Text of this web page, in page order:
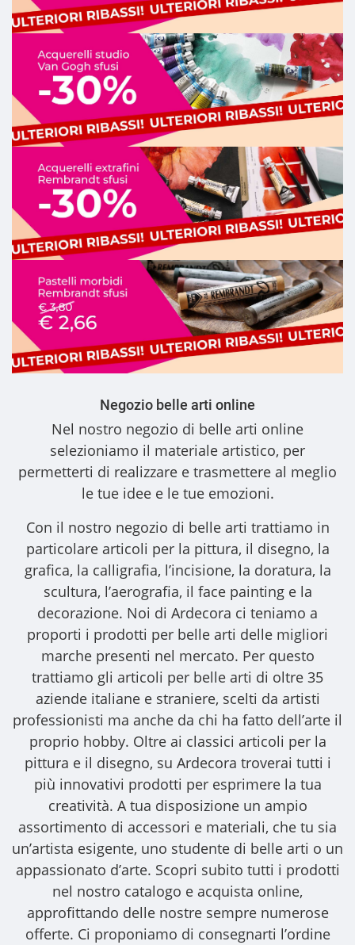
Negozio belle arti online
Nel nostro negozio di belle arti online
selezioniamo il materiale artistico, per
permetterti di realizzare e trasmettere al meglio
le tue idee e le tue emozioni.
Con il nostro negozio di belle arti trattiamo in
particolare articoli per la pittura, il disegno, la
grafica, la calligrafia, l’incisione, la doratura, la
scultura, l’aerografia, il face painting e la
decorazione. Noi di Ardecora ci teniamo a
proporti i prodotti per belle arti delle migliori
marche presenti nel mercato. Per questo
trattiamo gli articoli per belle arti di oltre 35
aziende italiane e straniere, scelti da artisti
professionisti ma anche da chi ha fatto dell’arte il
proprio hobby. Oltre ai classici articoli per la
pittura e il disegno, su Ardecora troverai tutti i
più innovativi prodotti per esprimere la tua
creatività. A tua disposizione un ampio
assortimento di accessori e materiali, che tu sia
un’artista esigente, uno studente di belle arti o un
appassionato d’arte. Scopri subito tutti i prodotti
nel nostro catalogo e acquista online,
approfittando delle nostre sempre numerose
offerte. Ci proponiamo di consegnarti l’ordine